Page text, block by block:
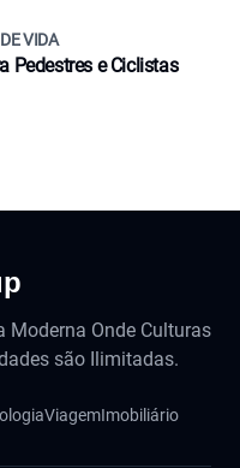
VIDA
Pedestres e Ciclistas
Moderna Onde Culturas
são Ilimitadas.
ViagemImobiliário